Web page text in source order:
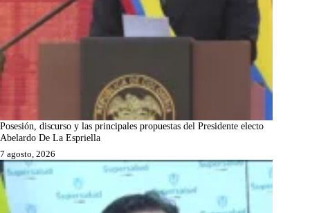
Posesión, discurso y las principales propuestas del Presidente electo
Abelardo De La Espriella
7 agosto, 2026